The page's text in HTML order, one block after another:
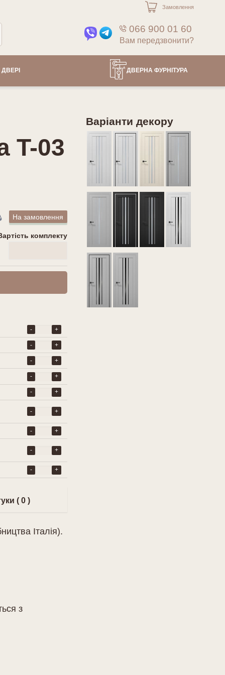
Замовлення
066 900 01 60
Вам передзвонити?
ДВЕРІ ДВЕРНА ФУРНІТУРА
T-03
На замовлення
комплекту
- +
- +
- +
- +
- +
- +
- +
- +
- +
( 0 )
Італія).
з
Варіанти декору